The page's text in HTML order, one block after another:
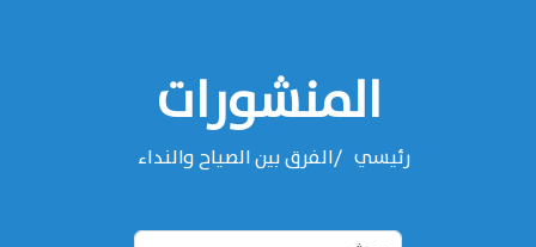
المنشورات
رئيسي الفرق بين الصياح والنداء